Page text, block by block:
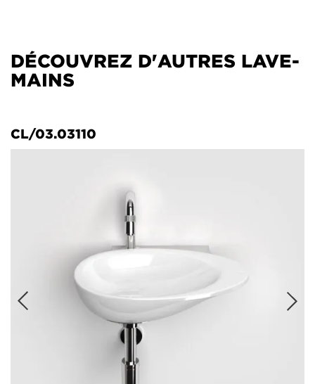
DÉCOUVREZ D'AUTRES LAVE-
MAINS
CL/03.03110